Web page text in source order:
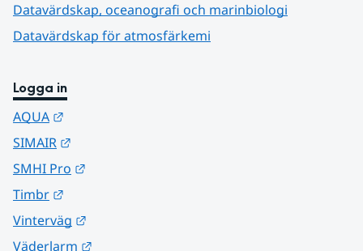
Datavärdskap, oceanografi och marinbiologi
Datavärdskap för atmosfärkemi
Logga in
AQUA
SIMAIR
SMHI Pro
Timbr
Vinterväg
Väderlarm